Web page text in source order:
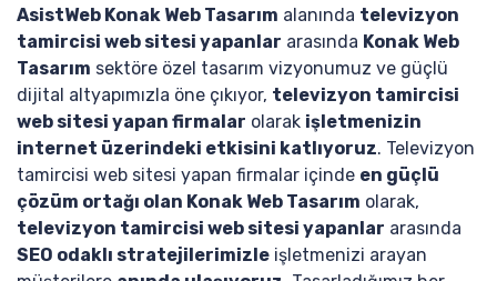
AsistWeb Konak Web Tasarım alanında televizyon
tamircisi web sitesi yapanlar arasında Konak Web
Tasarım sektöre özel tasarım vizyonumuz ve güçlü
dijital altyapımızla öne çıkıyor, televizyon tamircisi
web sitesi yapan firmalar olarak işletmenizin
internet üzerindeki etkisini katlıyoruz. Televizyon
tamircisi web sitesi yapan firmalar içinde en güçlü
çözüm ortağı olan Konak Web Tasarım olarak,
televizyon tamircisi web sitesi yapanlar arasında
SEO odaklı stratejilerimizle işletmenizi arayan